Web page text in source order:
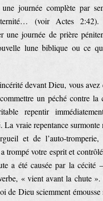
journée complète par
(voir Actes 2:42).
une journée de prière
lune biblique ou ce
devant Dieu, vous avez
un péché contre la
repentir
La vraie repentance
et de l’auto-
trompé votre esprit et
a été causée par la cécité
« vient avant la chute ».
de Dieu sciemment émousse